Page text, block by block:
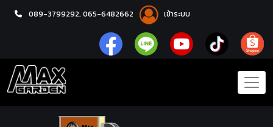
089-3799292, 065-6482662 เข้าระบบ
หน้าแรก